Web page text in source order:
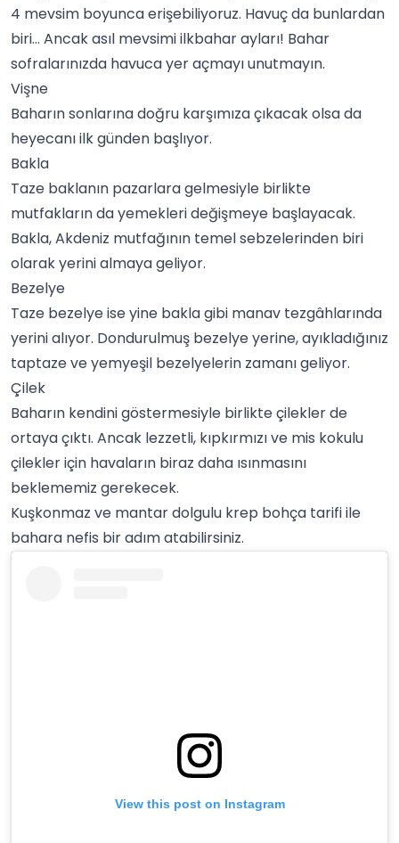
4 mevsim boyunca erişebiliyoruz. Havuç da bunlardan
biri… Ancak asıl mevsimi ilkbahar ayları! Bahar
sofralarınızda havuca yer açmayı unutmayın.
Vişne
Baharın sonlarına doğru karşımıza çıkacak olsa da
heyecanı ilk günden başlıyor.
Bakla
Taze baklanın pazarlara gelmesiyle birlikte
mutfakların dayemekleri değişmeye başlayacak.
Bakla,Akdeniz mutfağının temel sebzelerinden biri
olarak yerini almaya geliyor.
Bezelye
Taze bezelye ise yine bakla gibi manav tezgâhlarında
yerini alıyor. Dondurulmuş bezelye yerine, ayıkladığınız
taptaze ve yemyeşil bezelyelerin zamanı geliyor.
Çilek
Baharın kendini göstermesiyle birlikte çilekler de
ortaya çıktı. Ancak lezzetli, kıpkırmızı ve mis kokulu
çilekler için havaların biraz daha ısınmasını
beklememiz gerekecek.
Kuşkonmaz ve mantar dolgulu krep bohça tarifi ile
bahara nefis bir adım atabilirsiniz.
View this post on Instagram